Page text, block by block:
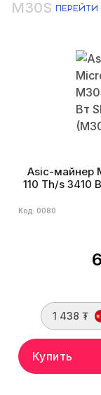
M30S
ПЕРЕЙТИ
Asic-майнер
110 Th/s 3410
Код: 0080
1 438 ₮
Купить